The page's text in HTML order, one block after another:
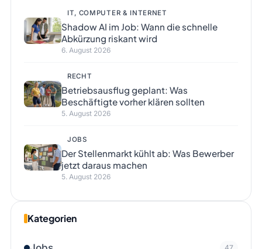
IT, COMPUTER & INTERNET
Shadow AI im Job: Wann die schnelle
Abkürzung riskant wird
6. August 2026
RECHT
Betriebsausflug geplant: Was
Beschäftigte vorher klären sollten
5. August 2026
JOBS
Der Stellenmarkt kühlt ab: Was Bewerber
jetzt daraus machen
5. August 2026
Kategorien